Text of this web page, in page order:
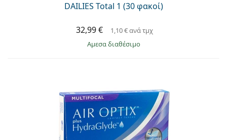
DAILIES Total 1 (30 φακοί)
32,99 € 1,10 €ανά τμχ
άμεσα διαθέσιμο